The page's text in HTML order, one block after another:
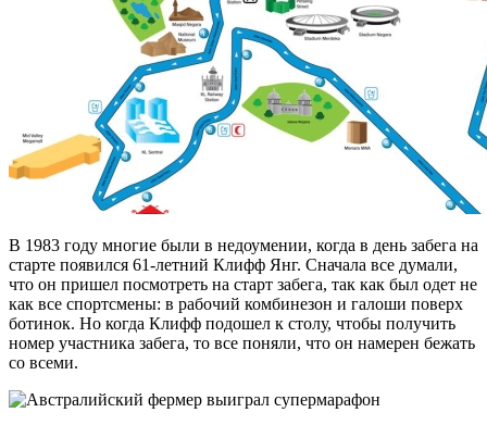
В 1983 году многие были в недоумении, когда в день забега на
старте появился 61-летний Клифф Янг. Сначала все думали,
что он пришел посмотреть на старт забега, так как был одет не
как все спортсмены: в рабочий комбинезон и галоши поверх
ботинок. Но когда Клифф подошел к столу, чтобы получить
номер участника забега, то все поняли, что он намерен бежать
со всеми.